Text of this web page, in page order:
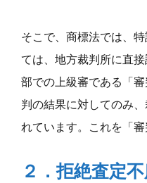
そこで、商標法では、
ては、地方裁判所に直
部での上級審である「
判の結果に対してのみ
れています。これを「審
２．拒絶査定